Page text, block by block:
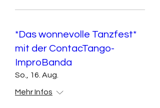
*Das wonnevolle Tanzfest*
mit der ContacTango-
ImproBanda
So., 16. Aug.
Mehr Infos